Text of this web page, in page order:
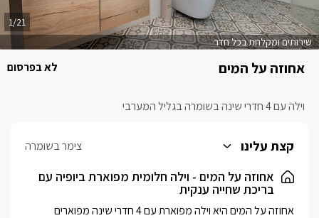
אחוזה על המים
וילה עם 4 חדרי שינה בשומרה בגליל המערבי
לא בפרסום
שירותים ומקלחת בכל חדר
1/21
קצת עלינו צימר בשומרה
אחוזה על המים - וילה חלומית מפוארת ביופיה עם
בריכת שחייה ענקית